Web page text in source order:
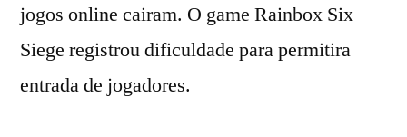
jogos online cairam. O game Rainbox Six
Siege registrou dificuldade para permitira
entrada de jogadores.